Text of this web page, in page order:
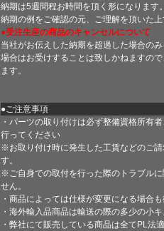
納期は5週間程お時間を頂く形になります。
納期の例をご確認の元、ご理解を頂いた上
●受注生産の商品のキャンセルについて
当社がお伝えした納期を超過した場合の
場合はお受けすることは致しかねますの
ます。
●ご注意事項
・パーツの取り付けは必ず整備資格所有
行ってください
※お取り付け時に発生した工賃などのご
す。
※ご自身での取付を行った際のトラブル
せん。
・商品によっては仕様が変更になる場合も
・海外輸入品商品は輸送の際の多少の小キ
・弊社にて販売している商品は全てPL法